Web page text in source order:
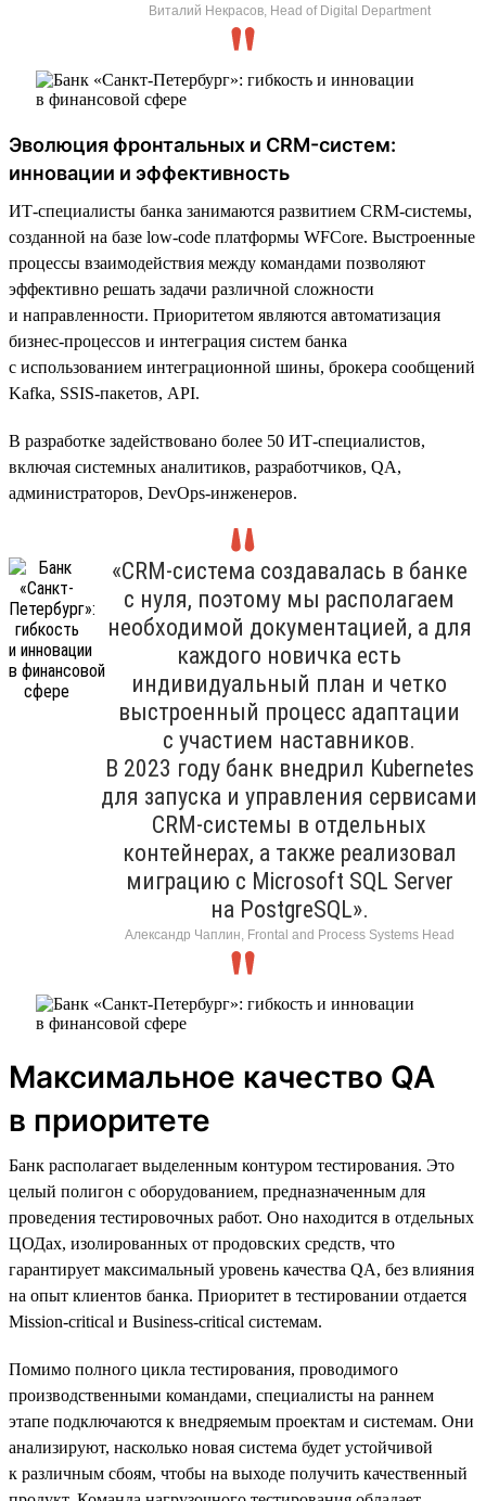
Виталий Некрасов, Head of Digital Department
Эволюция фронтальных и CRM-систем:
инновации и эффективность
ИТ-специалисты банка занимаются развитием CRM-системы,
созданной на базе low-code платформы WFСore. Выстроенные
процессы взаимодействия между командами позволяют
эффективно решать задачи различной сложности
и направленности. Приоритетом являются автоматизация
бизнес-процессов и интеграция систем банка
с использованием интеграционной шины, брокера сообщений
Kafka, SSIS-пакетов, API.
В разработке задействовано более 50 ИТ-специалистов,
включая системных аналитиков, разработчиков, QA,
администраторов, DevOps-инженеров.
«CRM-система создавалась в банке
с нуля, поэтому мы располагаем
необходимой документацией, а для
каждого новичка есть
индивидуальный план и четко
выстроенный процесс адаптации
с участием наставников.
В 2023 году банк внедрил Kubernetes
для запуска и управления сервисами
CRM-системы в отдельных
контейнерах, а также реализовал
миграцию с Microsoft SQL Server
на PostgreSQL».
Александр Чаплин, Frontal and Process Systems Head
Максимальное качество QA
в приоритете
Банк располагает выделенным контуром тестирования. Это
целый полигон с оборудованием, предназначенным для
проведения тестировочных работ. Оно находится в отдельных
ЦОДах, изолированных от продовских средств, что
гарантирует максимальный уровень качества QA, без влияния
на опыт клиентов банка. Приоритет в тестировании отдается
Mission-critical и Business-critical системам.
Помимо полного цикла тестирования, проводимого
производственными командами, специалисты на раннем
этапе подключаются к внедряемым проектам и системам. Они
анализируют, насколько новая система будет устойчивой
к различным сбоям, чтобы на выходе получить качественный